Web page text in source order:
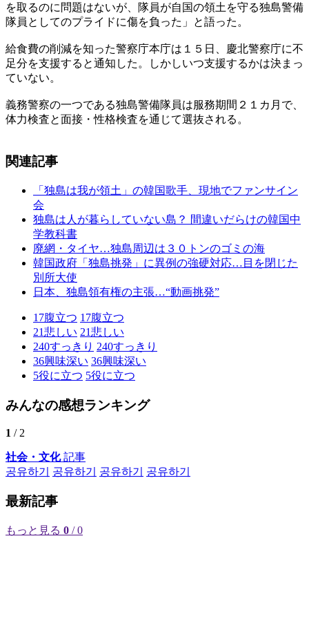
を取るのに問題はないが、隊員が自国の領土を守る独島警備
隊員としてのプライドに傷を負った」と語った。
給食費の削減を知った警察庁本庁は１５日、慶北警察庁に不
足分を支援すると通知した。しかしいつ支援するかは決まっ
ていない。
義務警察の一つである独島警備隊員は服務期間２１カ月で、
体力検査と面接・性格検査を通じて選抜される。
関連記事
「独島は我が領土」の韓国歌手、現地でファンサイン
会
独島は人が暮らしていない島？ 間違いだらけの韓国中
学教科書
廃網・タイヤ…独島周辺は３０トンのゴミの海
韓国政府「独島挑発」に異例の強硬対応…目を閉じた
別所大使
日本、独島領有権の主張…“動画挑発”
17腹立つ 17腹立つ
21悲しい 21悲しい
240すっきり 240すっきり
36興味深い 36興味深い
5役に立つ 5役に立つ
みんなの感想ランキング
1 / 2
社会・文化記事
공유하기
공유하기 공유하기 공유하기
最新記事
もっと見る 0 / 0